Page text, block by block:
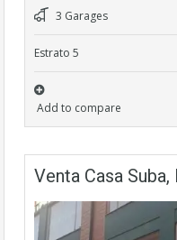
3 Garages
Estrato 5
Add to compare
Venta Casa